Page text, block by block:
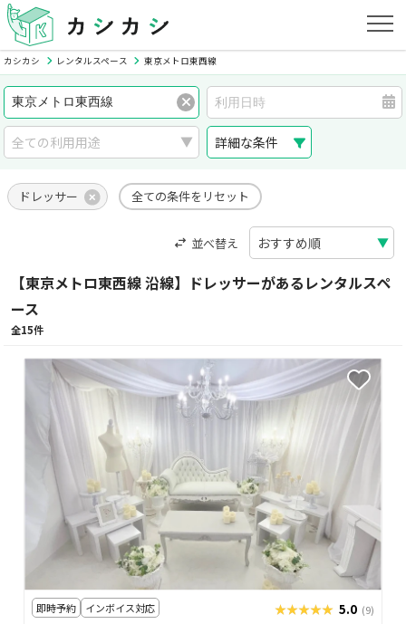
カシカシ レンタルスペース 東京メトロ東西線
詳細な条件
ドレッサー 全ての条件をリセット
並べ替え
【東京メトロ東西線 沿線】ドレッサーがあるレンタルスペ
ース
全15件
即時予約 インボイス対応 ★★★★★
★★★★★ 5.0 (9)